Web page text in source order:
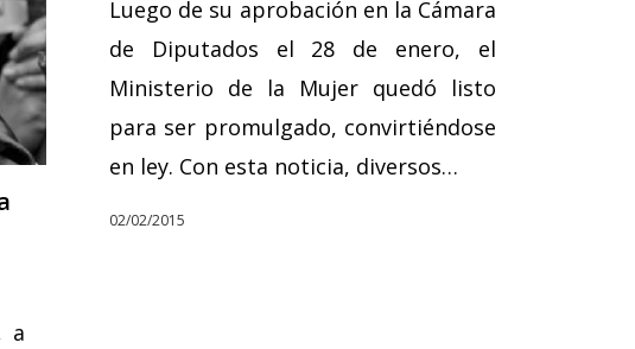
a
Luego de su aprobación en la Cámara
de Diputados el 28 de enero, el
Ministerio de la Mujer quedó listo
para ser promulgado, convirtiéndose
en ley. Con esta noticia, diversos…
02/02/2015